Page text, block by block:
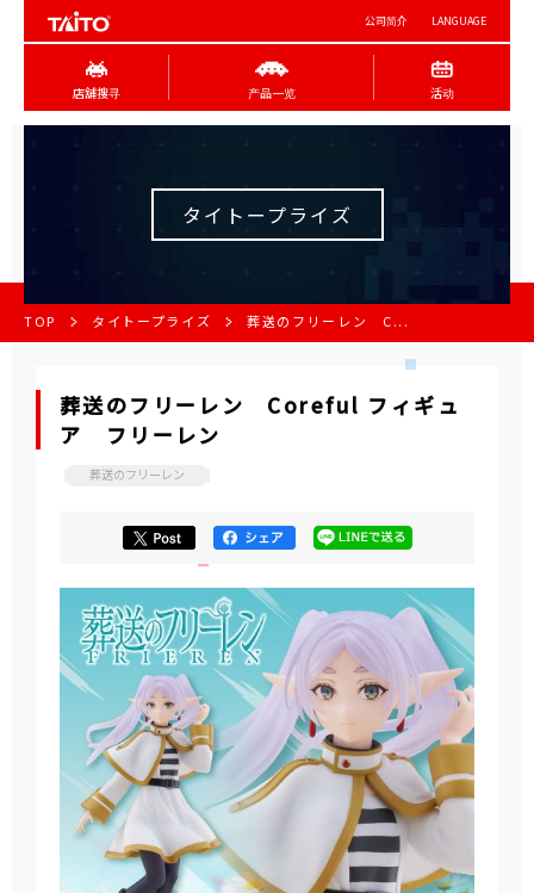
公司简介 LANGUAGE
店舖搜寻 产品一览 活动
タイトープライズ
TOP タイトープライズ 葬送のフリーレン C...
葬送のフリーレン Coreful フィギュ
ア フリーレン
葬送のフリーレン